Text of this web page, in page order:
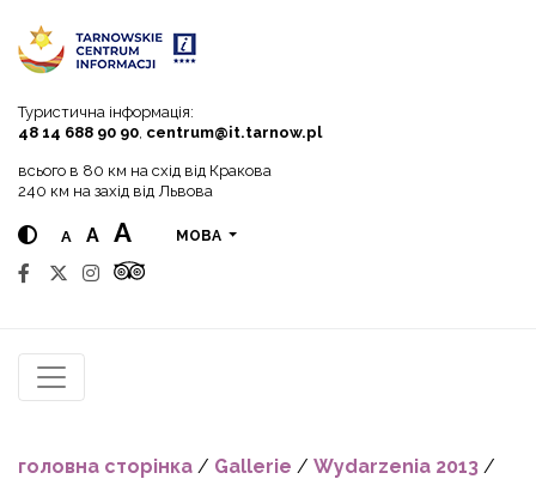
Туристична інформація:
48 14 688 90 90 centrum@it.tarnow.pl
всього в 80 км на схід від Кракова
240 км на захід від Львова
A A A МОВА
головна сторінка / Gallerie / Wydarzenia 2013 /